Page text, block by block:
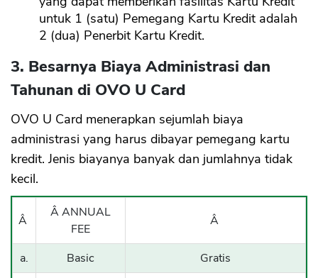
untuk 1 (satu) Pemegang Kartu Kredit adalah
2 (dua) Penerbit Kartu Kredit.
3. Besarnya Biaya Administrasi dan
Tahunan di OVO U Card
OVO U Card menerapkan sejumlah biaya
administrasi yang harus dibayar pemegang kartu
kredit. Jenis biayanya banyak dan jumlahnya tidak
kecil.
Â
Â ANNUAL
FEE
Â
a. Basic
Gratis